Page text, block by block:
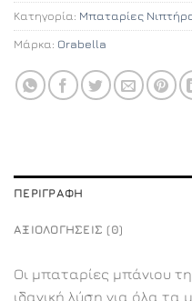
Κατηγορία: Μπαταρίες
Μάρκα: Orabella
ΠΕΡΙΓΡΑΦΉ
ΑΞΙΟΛΟΓΉΣΕΙΣ (0)
Οι μπαταρίες μπάνιου
ιδανική λύση για όλα